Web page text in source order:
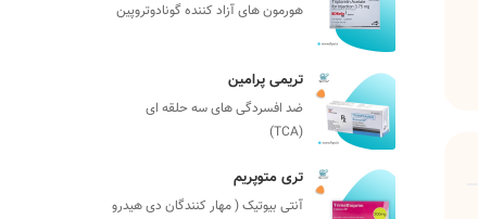
هورمون های آزاد کننده گونادوتروپین
تریمی پرامین
ضد افسردگی های سه حلقه ای
(TCA)
تری متوپریم
آنتی بیوتیک ( مهار کنندگان دی هیدرو